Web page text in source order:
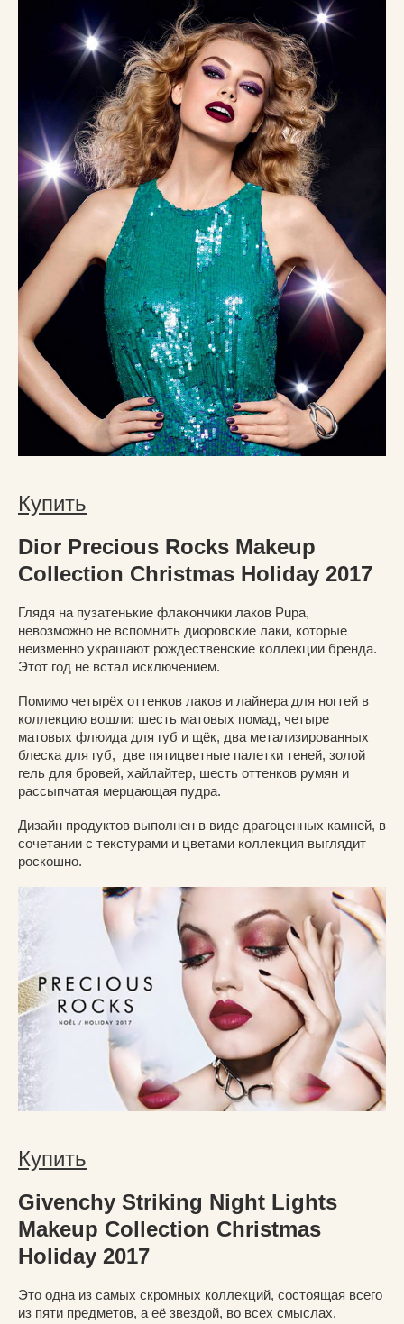
Купить
Dior Precious Rocks Makeup
Collection Christmas Holiday 2017
Глядя на пузатенькие флакончики лаков Pupa,
невозможно не вспомнить диоровские лаки, которые
неизменно украшают рождественские коллекции бренда.
Этот год не встал исключением.
Помимо четырёх оттенков лаков и лайнера для ногтей в
коллекцию вошли: шесть матовых помад, четыре
матовых флюида для губ и щёк, два метализированных
блеска для губ, две пятицветные палетки теней, золой
гель для бровей, хайлайтер, шесть оттенков румян и
рассыпчатая мерцающая пудра.
Дизайн продуктов выполнен в виде драгоценных камней, в
сочетании с текстурами и цветами коллекция выглядит
роскошно.
Купить
Givenchy Striking Night Lights
Makeup Collection Christmas
Holiday 2017
Это одна из самых скромных коллекций, состоящая всего
из пяти предметов, а её звездой, во всех смыслах,